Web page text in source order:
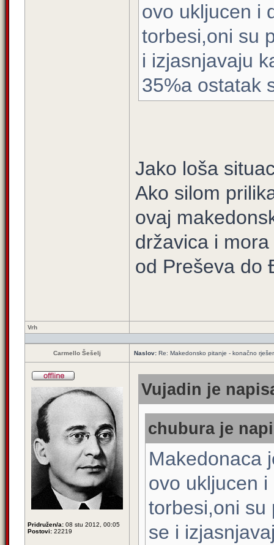
ovo ukljucen i
torbesi,oni su
i izjasnjavaju
35%a ostatak
Jako loša
Ako silom
ovaj
državica i
od Preševa do
Vrh
Carmello Šešelj Naslov: Re: Makedonsko pitanje - konačno
Pridružen/a: 08 stu 2012, 00:05
Postovi: 22219
Vujadin je
chubura je
Makedonaca
ovo ukljucen
torbesi,oni su
se i